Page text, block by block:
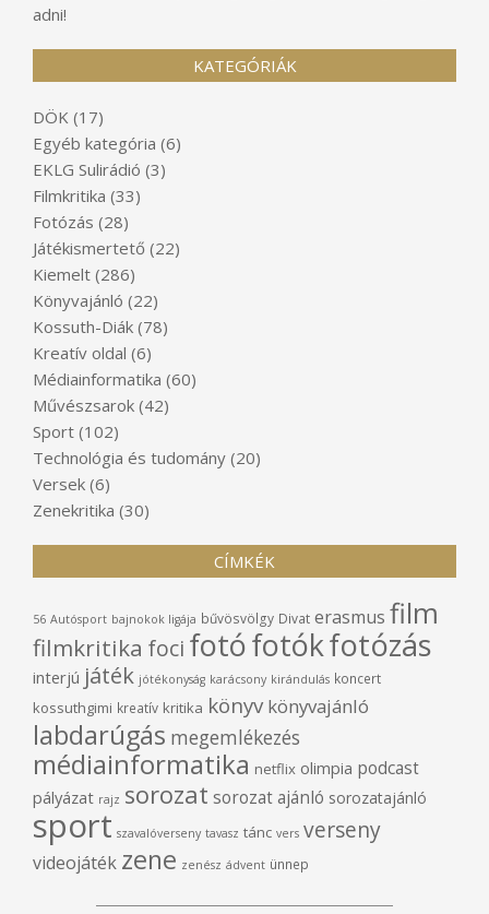
adni!
KATEGÓRIÁK
DÖK (17)
Egyéb kategória (6)
EKLG Sulirádió (3)
Filmkritika (33)
Fotózás (28)
Játékismertető (22)
Kiemelt (286)
Könyvajánló (22)
Kossuth-Diák (78)
Kreatív oldal (6)
Médiainformatika (60)
Művészsarok (42)
Sport (102)
Technológia és tudomány (20)
Versek (6)
Zenekritika (30)
CÍMKÉK
56 Autósport bajnokok ligája bűvösvölgy Divat erasmus film
filmkritika foci fotófotókfotózás
interjú játék jótékonyság karácsony kirándulás koncert
kossuthgimi kreatív kritika könyv könyvajánló
labdarúgás megemlékezés
médiainformatika netflix olimpia podcast
pályázat rajz sorozat sorozat ajánló sorozatajánló
sport szavalóverseny tavasz tánc vers verseny
videojáték zene zenész ádvent ünnep